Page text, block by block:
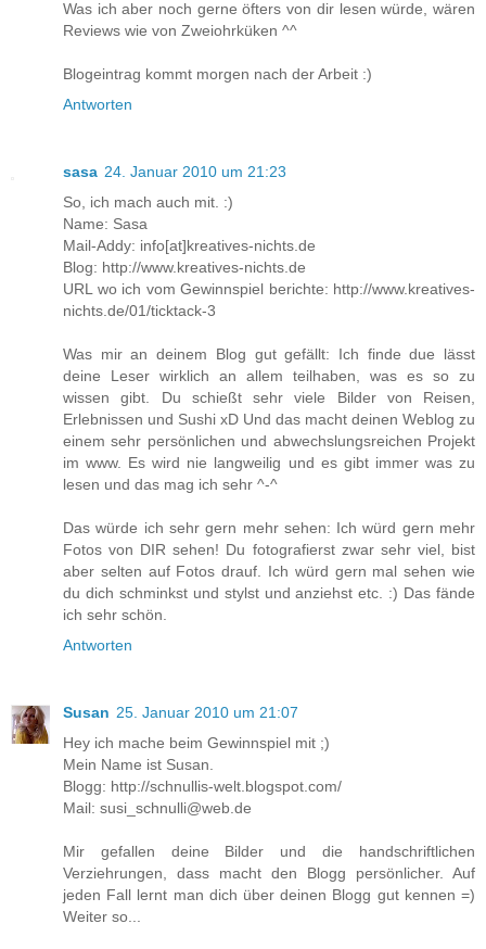
Was ich aber noch gerne öfters von dir lesen würde, wären
Reviews wie von Zweiohrküken ^^
Blogeintrag kommt morgen nach der Arbeit :)
Antworten
sasa 24. Januar 2010 um 21:23
So, ich mach auch mit. :)
Name: Sasa
Mail-Addy: info[at]kreatives-nichts.de
Blog: http://www.kreatives-nichts.de
URL wo ich vom Gewinnspiel berichte: http://www.kreatives-
nichts.de/01/ticktack-3
Was mir an deinem Blog gut gefällt: Ich finde due lässt
deine Leser wirklich an allem teilhaben, was es so zu
wissen gibt. Du schießt sehr viele Bilder von Reisen,
Erlebnissen und Sushi xD Und das macht deinen Weblog zu
einem sehr persönlichen und abwechslungsreichen Projekt
im www. Es wird nie langweilig und es gibt immer was zu
lesen und das mag ich sehr ^-^
Das würde ich sehr gern mehr sehen: Ich würd gern mehr
Fotos von DIR sehen! Du fotografierst zwar sehr viel, bist
aber selten auf Fotos drauf. Ich würd gern mal sehen wie
du dich schminkst und stylst und anziehst etc. :) Das fände
ich sehr schön.
Antworten
Susan 25. Januar 2010 um 21:07
Hey ich mache beim Gewinnspiel mit ;)
Mein Name ist Susan.
Blogg: http://schnullis-welt.blogspot.com/
Mail: susi_schnulli@web.de
Mir gefallen deine Bilder und die handschriftlichen
Verziehrungen, dass macht den Blogg persönlicher. Auf
jeden Fall lernt man dich über deinen Blogg gut kennen =)
Weiter so...